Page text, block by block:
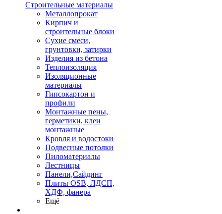
Строительные материалы
Металлопрокат
Кирпич и
строительные блоки
Сухие смеси,
грунтовки, затирки
Изделия из бетона
Теплоизоляция
Изоляционные
материалы
Гипсокартон и
профили
Монтажные пены,
герметики, клеи
монтажные
Кровля и водостоки
Подвесные потолки
Пиломатериалы
Лестницы
Панели,Сайдинг
Плиты OSB, ЛДСП,
ХДФ, фанера
Ещё